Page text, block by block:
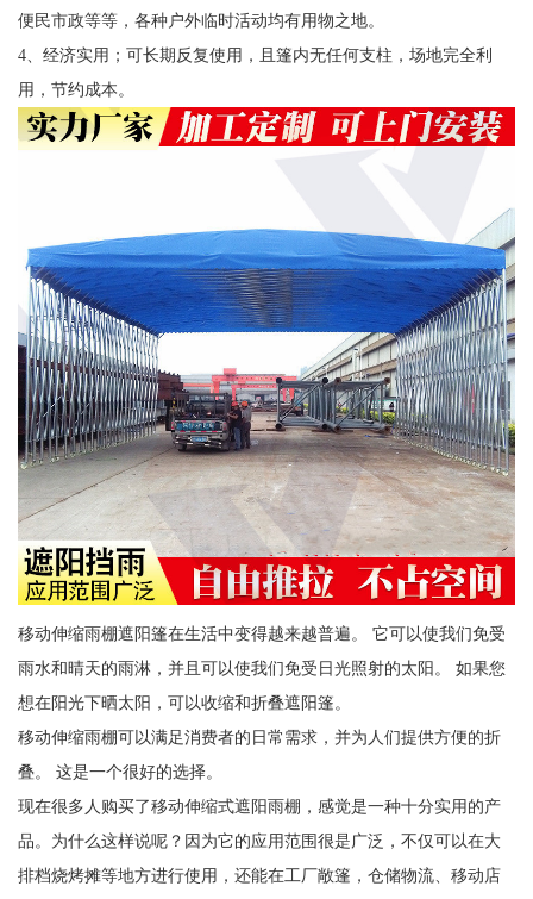
便民市政等等，各种户外临时活动均有用物之地。
4、经济实用；可长期反复使用，且篷内无任何支柱，场地完全利
用，节约成本。
移动伸缩雨棚遮阳篷在生活中变得越来越普遍。 它可以使我们免受
雨水和晴天的雨淋，并且可以使我们免受日光照射的太阳。 如果您
想在阳光下晒太阳，可以收缩和折叠遮阳篷。
移动伸缩雨棚可以满足消费者的日常需求，并为人们提供方便的折
叠。 这是一个很好的选择。
现在很多人购买了移动伸缩式遮阳雨棚，感觉是一种十分实用的产
品。为什么这样说呢？因为它的应用范围很是广泛，不仅可以在大
排档烧烤摊等地方进行使用，还能在工厂敞篷，仓储物流、移动店